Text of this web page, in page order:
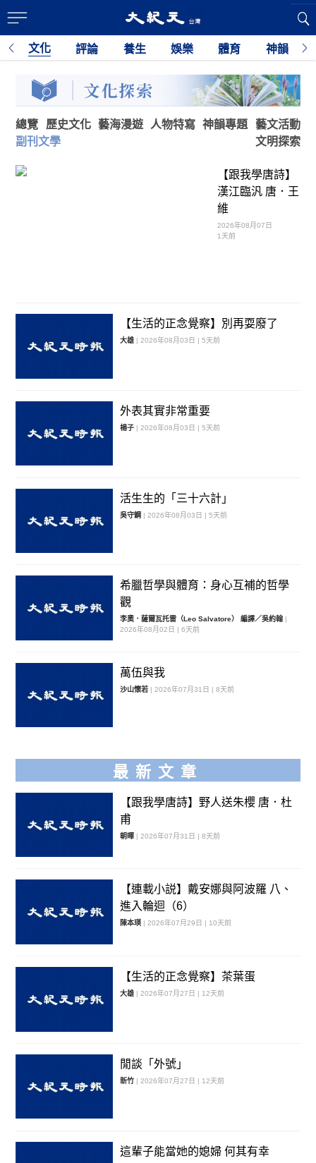
文化 評論 養生 娛樂 體育 神韻 利
總覽 歷史文化 藝海漫遊 人物特寫 神韻專題
藝文活動
副刊文學
文明探索
【跟我學唐詩】
漢江臨汎 唐．王
維
2026年08月07日
1天前
【生活的正念覺察】別再耍廢了
大雄 | 2026年08月03日 | 5天前
外表其實非常重要
楊子 | 2026年08月03日 | 5天前
活生生的「三十六計」
吳守鋼 | 2026年08月03日 | 5天前
希臘哲學與體育：身心互補的哲學
觀
李奧．薩爾瓦托雷（Leo Salvatore） 編譯／吳約翰 |
2026年08月02日 | 6天前
萬伍與我
沙山懷若 | 2026年07月31日 | 8天前
最新文章
【跟我學唐詩】野人送朱櫻 唐．杜
甫
朝暉 | 2026年07月31日 | 8天前
【連載小説】戴安娜與阿波羅 八、
進入輪迴（6）
陳本瑛 | 2026年07月29日 | 10天前
【生活的正念覺察】茶葉蛋
大雄 | 2026年07月27日 | 12天前
閒談「外號」
新竹 | 2026年07月27日 | 12天前
這輩子能當她的媳婦 何其有幸